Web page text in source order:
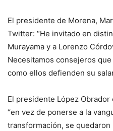
El presidente de Morena,
Twitter: “He invitado en
Murayama y a Lorenzo
Necesitamos consejeros
como ellos defienden su
El presidente López
“en vez de ponerse a la
transformación, se quedaron